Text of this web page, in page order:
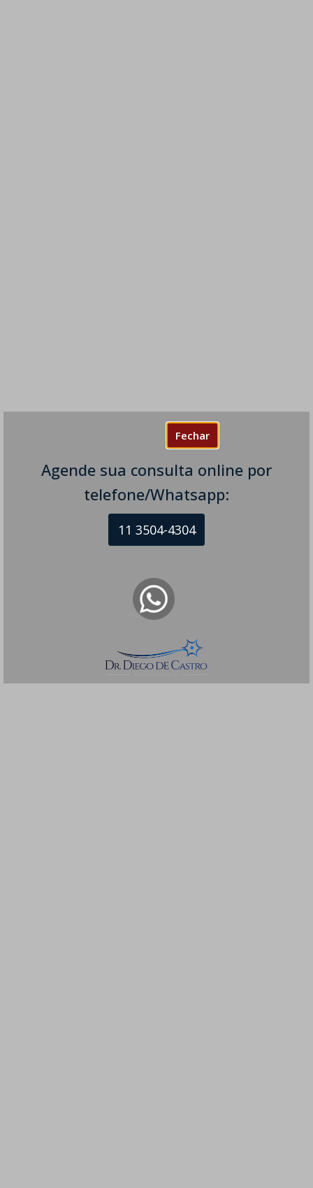
Fechar
Agende sua consulta online por
telefone/Whatsapp:
11 3504-4304